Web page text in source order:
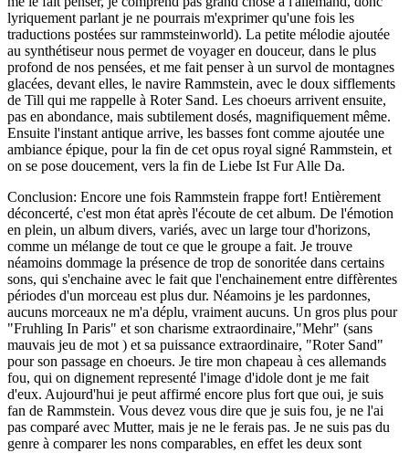
lyriquement parlant je ne pourrais m'exprimer qu'une fois les
traductions postées sur rammsteinworld). La petite mélodie ajoutée
au synthétiseur nous permet de voyager en douceur, dans le plus
profond de nos pensées, et me fait penser à un survol de montagnes
glacées, devant elles, le navire Rammstein, avec le doux sifflements
de Till qui me rappelle à Roter Sand. Les choeurs arrivent ensuite,
pas en abondance, mais subtilement dosés, magnifiquement même.
Ensuite l'instant antique arrive, les basses font comme ajoutée une
ambiance épique, pour la fin de cet opus royal signé Rammstein, et
on se pose doucement, vers la fin de Liebe Ist Fur Alle Da.
Conclusion: Encore une fois Rammstein frappe fort! Entièrement
déconcerté, c'est mon état après l'écoute de cet album. De l'émotion
en plein, un album divers, variés, avec un large tour d'horizons,
comme un mélange de tout ce que le groupe a fait. Je trouve
néamoins dommage la présence de trop de sonoritée dans certains
sons, qui s'enchaine avec le fait que l'enchainement entre diffèrentes
périodes d'un morceau est plus dur. Néamoins je les pardonnes,
aucuns morceaux ne m'a déplu, vraiment aucuns. Un gros plus pour
"Fruhling In Paris" et son charisme extraordinaire,"Mehr" (sans
mauvais jeu de mot ) et sa puissance extraordinaire, "Roter Sand"
pour son passage en choeurs. Je tire mon chapeau à ces allemands
fou, qui on dignement representé l'image d'idole dont je me fait
d'eux. Aujourd'hui je peut affirmé encore plus fort que oui, je suis
fan de Rammstein. Vous devez vous dire que je suis fou, je ne l'ai
pas comparé avec Mutter, mais je ne le ferais pas. Je ne suis pas du
genre à comparer les nons comparables, en effet les deux sont